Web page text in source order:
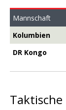
Mannschaft
Kolumbien
DR Kongo